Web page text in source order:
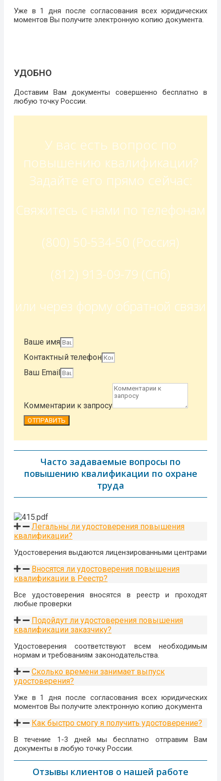
Уже в 1 дня после согласования всех юридических
моментов Вы получите электронную копию документа.
УДОБНО
Доставим Вам документы совершенно бесплатно в
любую точку России.
У вас есть вопрос по
повышению квалификации?
Задайте его прямо сейчас:
Свяжитесь с нами по телефонам
(800) 50-534-50 (Россия)
(812) 913-09-79 (Спб)
или через форму обратной связи​
Ваше имя
Контактный телефон
Ваш Email
Комментарии к запросу
ОТПРАВИТЬ
Часто задаваемые вопросы по
повышению квалификации по охране
труда
Легальны ли удостоверения повышения
квалификации?
Удостоверения выдаются лицензированными центрами
Вносятся ли удостоверения повышения
квалификации в Реестр?
Все удостоверения вносятся в реестр и проходят
любые проверки
Подойдут ли удостоверения повышения
квалификации заказчику?
Удостоверения соответствуют всем необходимым
нормам и требованиям законодательства.
Сколько времени занимает выпуск
удостоверения?
Уже в 1 дня после согласования всех юридических
моментов Вы получите электронную копию документа
Как быстро смогу я получить удостоверение?
В течение 1-3 дней мы бесплатно отправим Вам
документы в любую точку России.
Отзывы клиентов о нашей работе